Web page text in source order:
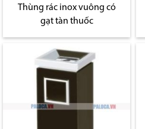
Thùng rác inox vuông có
gạt tàn thuốc